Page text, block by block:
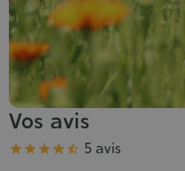
Vos avis
Note
     5 avis